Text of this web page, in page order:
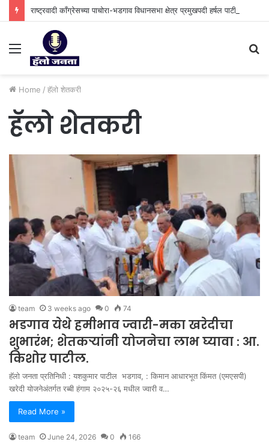
Menu
Home / ⁠हॅलो शेतकरी
⁠हॅलो शेतकरी
team 3 weeks ago 0 74
भडगाव येथे हमीभाव ज्वारी-मका खरेदीचा
शुभारंभ; शेतकऱ्यांनी योजनेचा लाभ घ्यावा : आ.
किशोर पाटील.
हॅलो जनता प्रतिनिधी : यशकुमार पाटील भडगाव, : किमान आधारभूत किंमत (एमएसपी)
खरेदी योजनेअंतर्गत रब्बी हंगाम २०२५-२६ मधील ज्वारी व…
Read More »
team June 24, 2026 0 166